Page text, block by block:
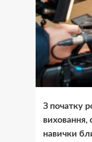
З початку
виховання,
навички